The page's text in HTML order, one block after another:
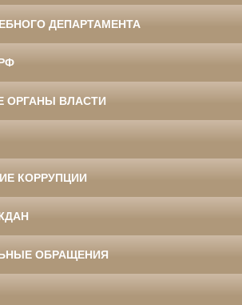
ДЕПАРТАМЕНТА
ОРГАНЫ ВЛАСТИ
КОРРУПЦИИ
ОБРАЩЕНИЯ